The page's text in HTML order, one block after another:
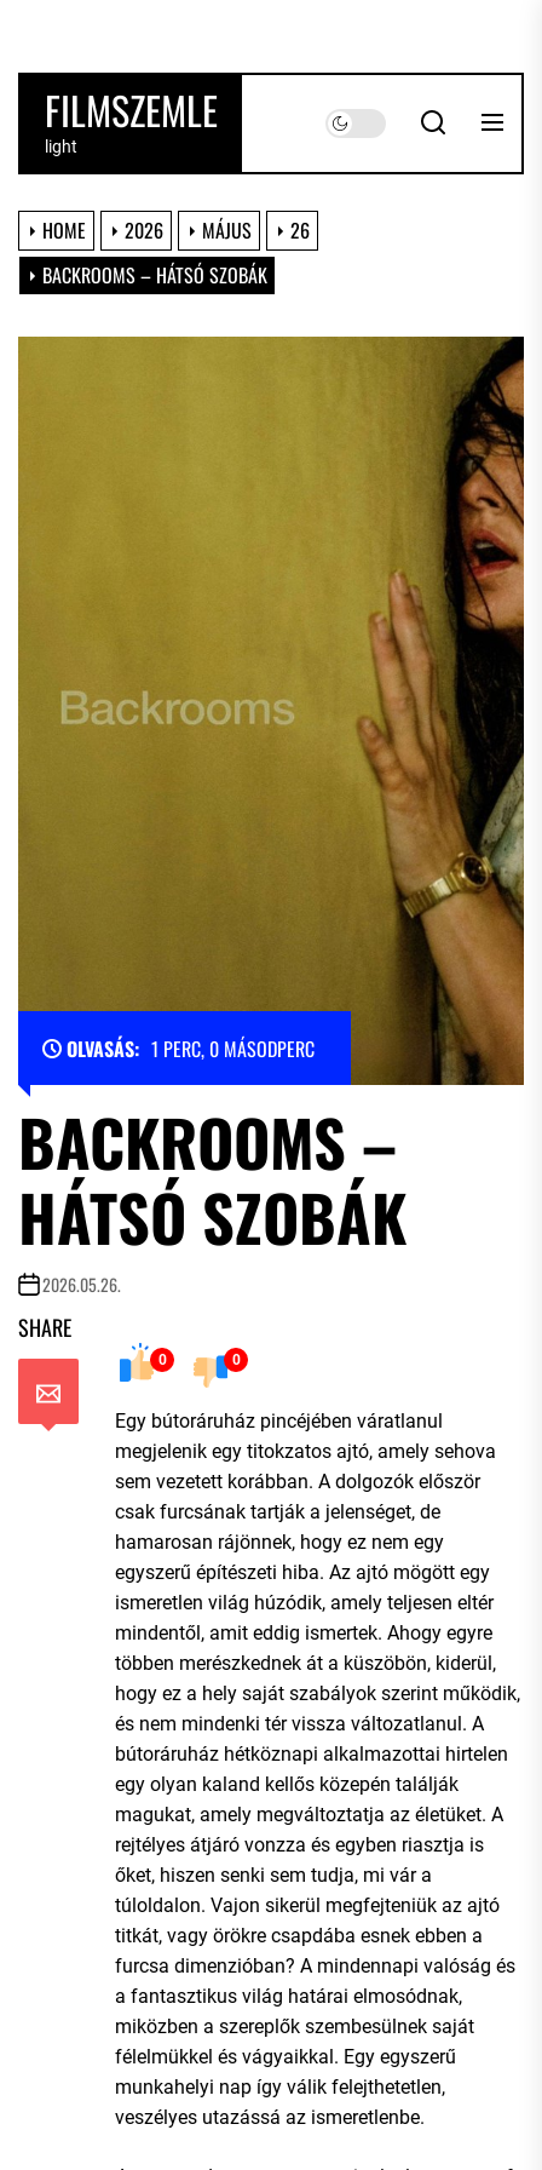
the
contentFILMSZEMLE
light
HOME 2026 MÁJUS
26
BACKROOMS – HÁTSÓ SZOBÁK
OLVASÁS: 1 PERC, 0 MÁSODPERC
BACKROOMS –
HÁTSÓ SZOBÁK
2026.05.26.
SHARE
0 0
Egy bútoráruház pincéjében váratlanul
megjelenik egy titokzatos ajtó, amely sehova
sem vezetett korábban. A dolgozók először
csak furcsának tartják a jelenséget, de
hamarosan rájönnek, hogy ez nem egy
egyszerű építészeti hiba. Az ajtó mögött egy
ismeretlen világ húzódik, amely teljesen eltér
mindentől, amit eddig ismertek. Ahogy egyre
többen merészkednek át a küszöbön, kiderül,
hogy ez a hely saját szabályok szerint működik,
és nem mindenki tér vissza változatlanul. A
bútoráruház hétköznapi alkalmazottai hirtelen
egy olyan kaland kellős közepén találják
magukat, amely megváltoztatja az életüket. A
rejtélyes átjáró vonzza és egyben riasztja is
őket, hiszen senki sem tudja, mi vár a
túloldalon. Vajon sikerül megfejteniük az ajtó
titkát, vagy örökre csapdába esnek ebben a
furcsa dimenzióban? A mindennapi valóság és
a fantasztikus világ határai elmosódnak,
miközben a szereplők szembesülnek saját
félelmükkel és vágyaikkal. Egy egyszerű
munkahelyi nap így válik felejthetetlen,
veszélyes utazássá az ismeretlenbe.